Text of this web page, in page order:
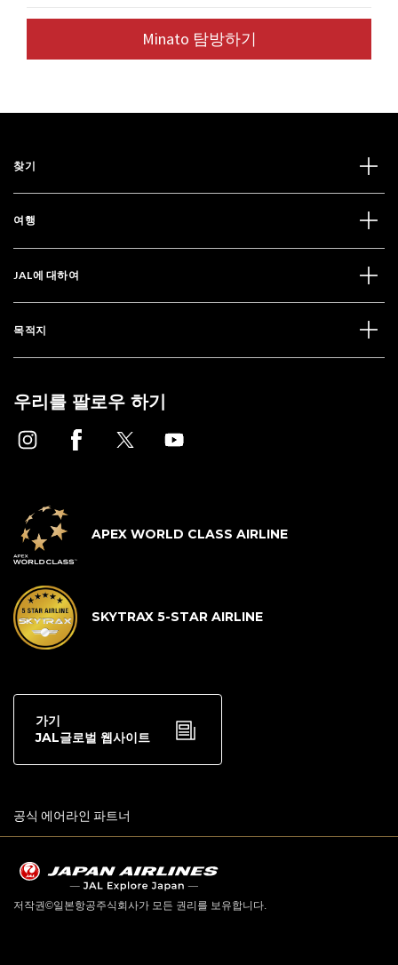
Minato 탐방하기
찾기
여행
JAL에 대하여
목적지
우리를 팔로우 하기
APEX WORLD CLASS AIRLINE
SKYTRAX 5-STAR AIRLINE
가기
JAL글로벌 웹사이트
공식 에어라인 파트너
저작권©일본항공주식회사가 모든 권리를 보유합니다.